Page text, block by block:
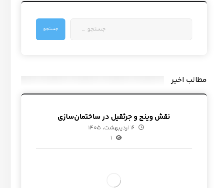
مطالب اخیر
نقش وینچ و جرثقیل در ساختمان‌سازی
16 اردیبهشت، 1405
1